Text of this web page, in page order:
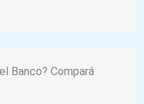
Banco? Compará